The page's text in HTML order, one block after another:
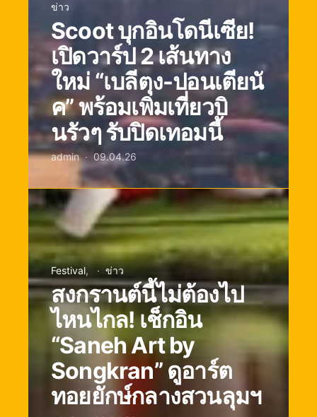
ข่าว
Scoot บุกอินโดนีเซีย!
เปิดวาร์ป 2 เส้นทาง
ใหม่ “เบลีตุง-ปอนเตียนั
ค” พร้อมเพิ่มเที่ยวบิ
นรัวๆ รับปิดเทอมนี้
admin 09.04.26
Festival ข่าว
สงกรานต์นี้ไม่ต้องไป
ไหนไกล! เช็กอิน
“Saneh Art by
Songkran” ดูอาร์ต
ทอยยักษ์กลางสวนลุมฯ